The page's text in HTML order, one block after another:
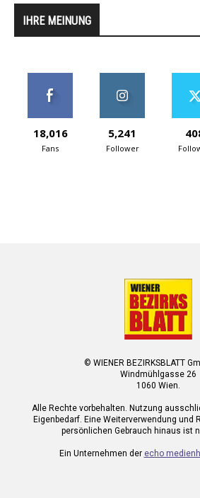
IHRE MEINUNG
18,016
Fans
5,241
Follower
© WIENER BEZIRKSBLATT
Windmühlgasse 26
1060 Wien.
Alle Rechte vorbehalten. Nutzung
Eigenbedarf. Eine Weiterverwendung und
persönlichen Gebrauch hinaus ist
Ein Unternehmen der echo